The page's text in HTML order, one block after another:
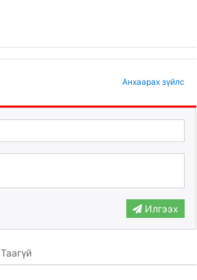
Анхаарах зүйлс
Илгээх
Таагүй